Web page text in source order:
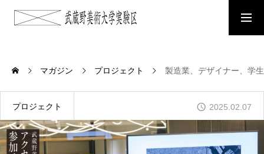
お知らせ
ABOUT
AWARD
マガジン プロジェクト 製造業、デザイナー、学
プロジェクト 2025.02.07